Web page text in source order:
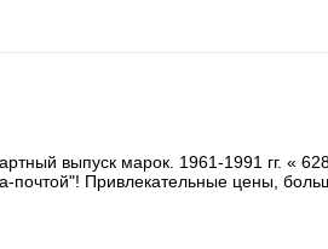
выпуск марок. 1961-1991 гг. «
почтой"! Привлекательные цены,